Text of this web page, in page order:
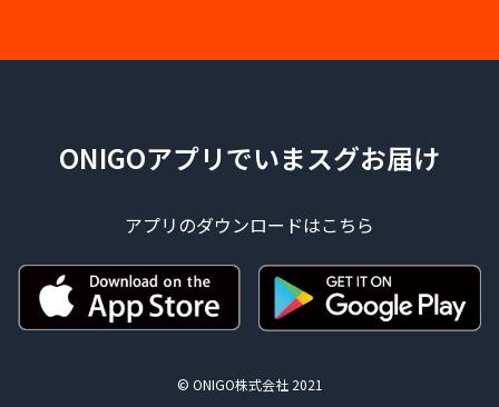
ONIGOアプリでいまスグお届け
アプリのダウンロードはこちら
© ONIGO株式会社 2021